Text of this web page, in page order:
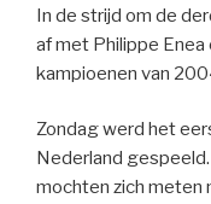
In de strijd om de
af met Philippe
kampioenen van
Zondag werd het
Nederland
mochten zich meten